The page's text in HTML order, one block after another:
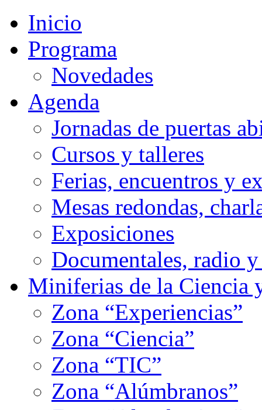
Inicio
Programa
Novedades
Agenda
Jornadas de puertas
Cursos y talleres
Ferias, encuentros y
Mesas redondas,
Exposiciones
Documentales, radio
Miniferias de la Ciencia
Zona “Experiencias”
Zona “Ciencia”
Zona “TIC”
Zona “Alúmbranos”